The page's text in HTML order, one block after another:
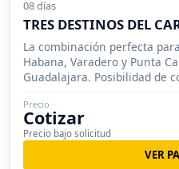
08 días
TRES DESTINOS DEL
La combinación perfecta
Habana, Varadero y Punta
Guadalajara. Posibilidad de
Precio
Cotizar
Precio bajo solicitud
VER